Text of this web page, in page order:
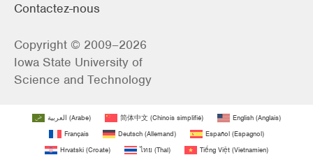
Contactez-nous
Copyright © 2009–2026
Iowa State University of
Science and Technology
العربية (Arabe) 简体中文 (Chinois simplifié) English (Anglais)
Français
Deutsch (Allemand) Español (Espagnol)
Hrvatski (Croate) ไทย (Thaï) Tiếng Việt (Vietnamien)